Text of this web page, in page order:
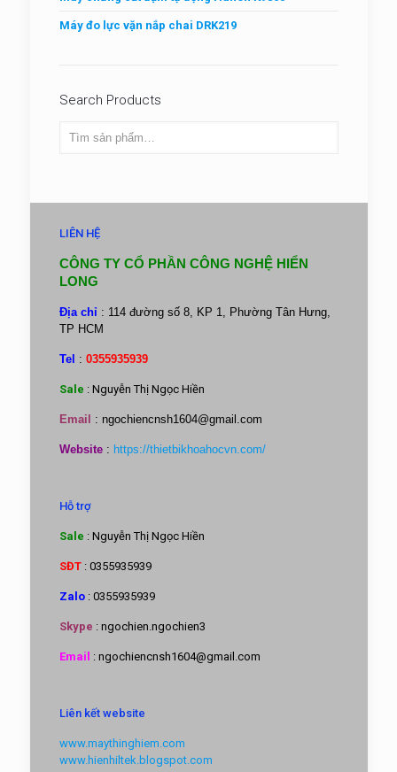
Máy đo lực vặn nắp chai DRK219
Search Products
LIÊN HỆ
CÔNG TY CỔ PHẦN CÔNG NGHỆ HIỂN
LONG
Địa chỉ : 114 đường số 8, KP 1, Phường Tân Hưng,
TP HCM
Tel : 0355935939
Sale : Nguyễn Thị Ngọc Hiền
Email : ngochiencnsh1604@gmail.com
Website : https://thietbikhoahocvn.com/
Hỗ trợ
Sale : Nguyễn Thị Ngọc Hiền
SĐT: 0355935939
Zalo : 0355935939
Skype : ngochien.ngochien3
Email : ngochiencnsh1604@gmail.com
Liên kết website
www.maythinghiem.com
www.hienhiltek.blogspot.com